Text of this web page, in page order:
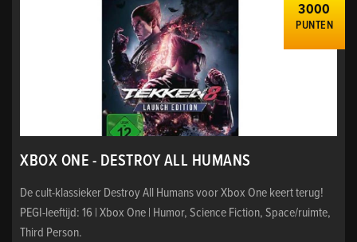
3000
PUNTEN
XBOX ONE - DESTROY ALL HUMANS
De cult-klassieker Destroy All Humans voor Xbox One keert terug!
PEGI-leeftijd: 16 | Xbox One | Humor, Science Fiction, Space/ruimte,
Third Person.